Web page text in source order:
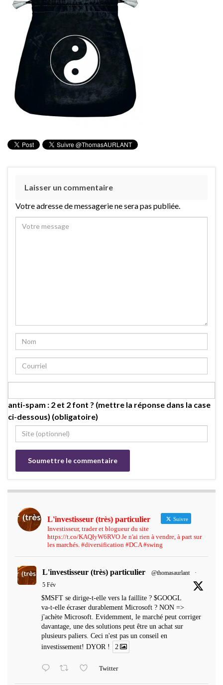
Laisser un commentaire
Votre adresse de messagerie ne sera pas publiée.
anti-spam : 2 et 2 font ? (mettre la réponse dans la case
ci-dessous) (obligatoire)
L'investisseur (très) particulier Suivre
Investisseur, trader et blogueur du site
https://t.co/KAQIyW6RVO Je n'ai rien à vendre, à part sur
les marchés. #diversification #DCA #swing
L'investisseur (très) particulier @thomasaurlant
·
5 Fév
$MSFT se dirige-t-elle vers la faillite ? $GOOGL
va-t-elle écraser durablement Microsoft ? NON =>
j'achète Microsoft. Evidemment, le marché peut corriger
davantage, une des solutions peut être un achat sur
plusieurs paliers. Ceci n'est pas un conseil en
investissement! DYOR !
2
Twitter